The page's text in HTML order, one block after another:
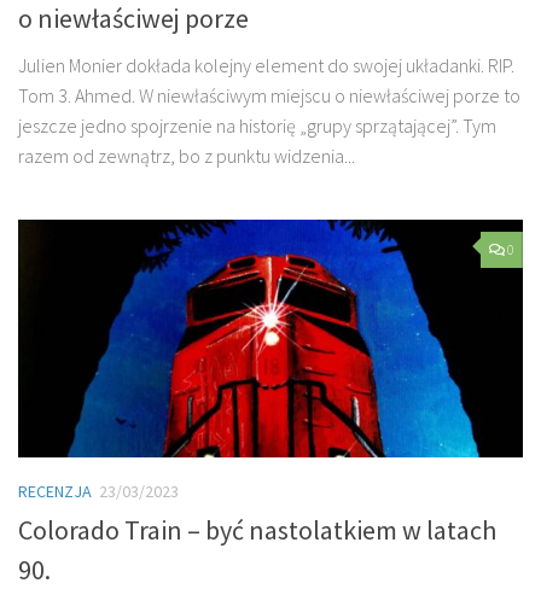
o niewłaściwej porze
Julien Monier dokłada kolejny element do swojej układanki. RIP.
Tom 3. Ahmed. W niewłaściwym miejscu o niewłaściwej porze to
jeszcze jedno spojrzenie na historię „grupy sprzątającej”. Tym
razem od zewnątrz, bo z punktu widzenia...
0
RECENZJA 23/03/2023
Colorado Train – być nastolatkiem w latach
90.